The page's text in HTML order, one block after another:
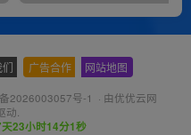
广告合作 网站地图
2026003057号-1 · 由优优云网
动.
23小时14分1秒